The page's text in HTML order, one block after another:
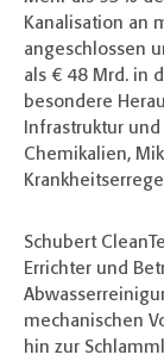
Kanalisation an
angeschlossen
als € 48 Mrd. in
besondere
Infrastruktur
Chemikalien,
Schubert
Errichter und
mechanischen
hin zur